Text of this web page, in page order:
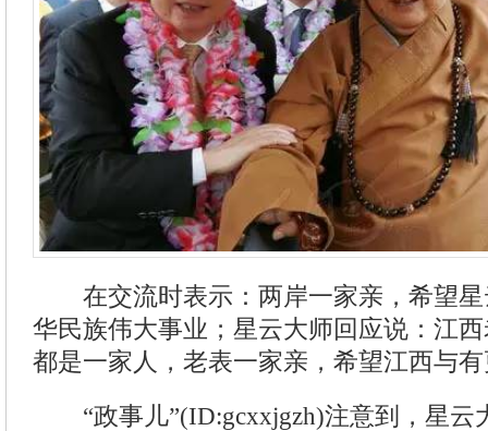
在交流时表示：两岸一家亲，希望星
华民族伟大事业；星云大师回应说：江
都是一家人，老表一家亲，希望江西与
“政事儿”(ID:gcxxjgzh)注意到，星云